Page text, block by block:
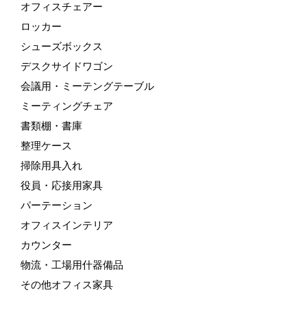
オフィスチェアー
ロッカー
シューズボックス
デスクサイドワゴン
会議用・ミーテングテーブル
ミーティングチェア
書類棚・書庫
整理ケース
掃除用具入れ
役員・応接用家具
パーテーション
オフィスインテリア
カウンター
物流・工場用什器備品
その他オフィス家具